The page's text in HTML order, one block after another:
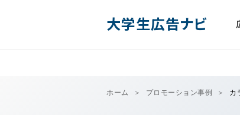
大学生広告ナビ
ホーム プロモーション事例 カ